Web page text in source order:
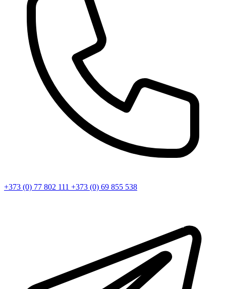
+373 (0) 77 802 111 +373 (0) 69 855 538